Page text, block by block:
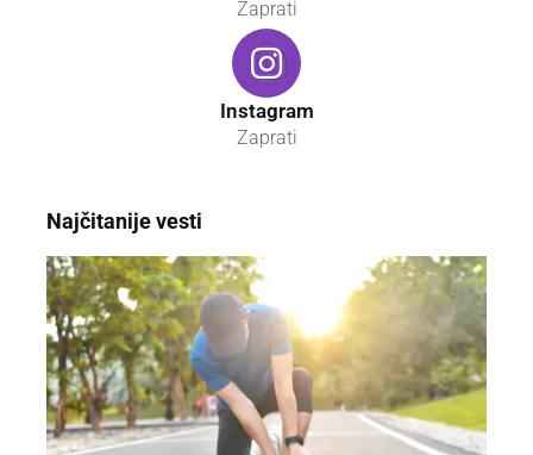
Zaprati
Instagram
Zaprati
Najčitanije vesti